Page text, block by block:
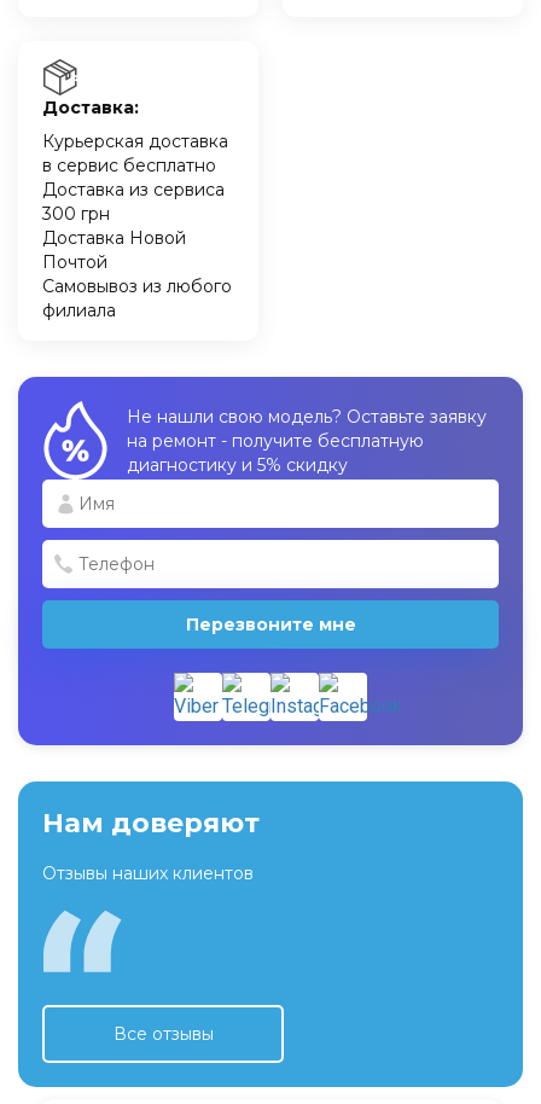
Доставка:
Курьерская доставка
в сервис бесплатно
Доставка из сервиса
300 грн
Доставка Новой
Почтой
Самовывоз из любого
филиала
Не нашли свою модель? Оставьте заявку
на ремонт - получите бесплатную
диагностику и 5% скидку
Перезвоните мне
Нам доверяют
Отзывы наших клиентов
Все отзывы